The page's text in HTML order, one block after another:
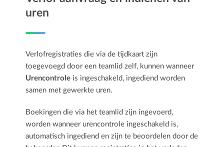
uren
Verlofregistraties die via de tijdkaart zijn
toegevoegd door een teamlid zelf, kunnen wanneer
Urencontrole is ingeschakeld, ingediend worden
samen met gewerkte uren.
Boekingen die via het teamlid zijn ingevoerd,
worden wanneer urencontrole ingeschakeld is,
automatisch ingediend en zijn te beoordelen door de